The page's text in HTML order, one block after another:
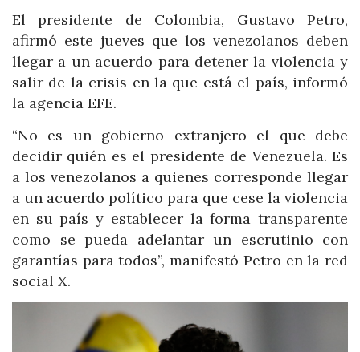
El presidente de Colombia, Gustavo Petro,
afirmó este jueves que los venezolanos deben
llegar a un acuerdo para detener la violencia y
salir de la crisis en la que está el país, informó
la agencia EFE.
“No es un gobierno extranjero el que debe
decidir quién es el presidente de Venezuela. Es
a los venezolanos a quienes corresponde llegar
a un acuerdo político para que cese la violencia
en su país y establecer la forma transparente
como se pueda adelantar un escrutinio con
garantías para todos”, manifestó Petro en la red
social X.